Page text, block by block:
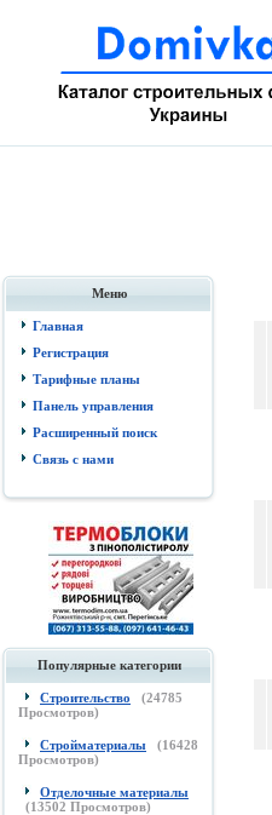
Меню
Главная
Регистрация
Тарифные планы
Панель управления
Расширенный поиск
Связь с нами
Популярные категории
Строительство (24785
Просмотров)
Стройматериалы (16428
Просмотров)
Отделочные материалы
(13502 Просмотров)